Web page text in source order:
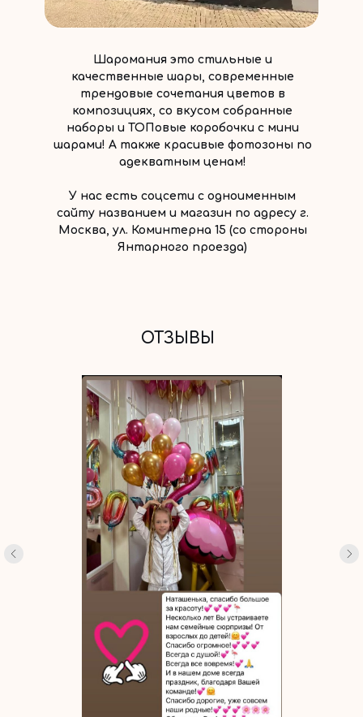
Шаромания это стильные и
качественные шары, современные
трендовые сочетания цветов в
композициях, со вкусом собранные
наборы и ТОПовые коробочки с мини
шарами! А также красивые фотозоны по
адекватным ценам!
У нас есть соцсети с одноименным
сайту названием и магазин по адресу г.
Москва, ул. Коминтерна 15 (со стороны
Янтарного проезда)
ОТЗЫВЫ